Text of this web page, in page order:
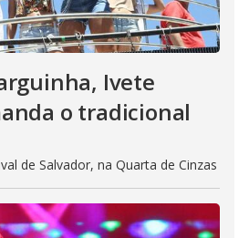
Ivete
o tradicional
de Salvador, na Quarta de Cinzas